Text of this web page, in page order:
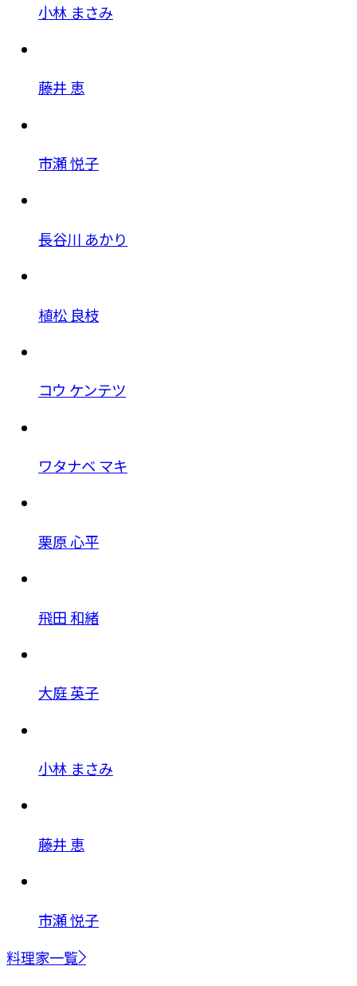
小林 まさみ
藤井 恵
市瀬 悦子
長谷川 あかり
植松 良枝
コウ ケンテツ
ワタナベ マキ
栗原 心平
飛田 和緒
大庭 英子
小林 まさみ
藤井 恵
市瀬 悦子
料理家一覧